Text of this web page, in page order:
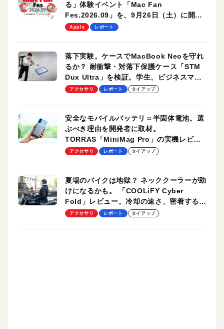
る」体験イベント「Mac Fan
Fes.2026.09」を、9月26日（土）に開催
します！
Apple レポート
落下実験。ケースでMacBook Neoを守れ
るか？ 耐衝撃・対落下保護ケース「STM
Dux Ultra」を検証。学生、ビジネスマン
のモバイルユースに最適！
アクセサリ レポート タイアップ
安全なモバイルバッテリ＝半固体電池。選
ぶべき理由を開発者に取材。
TORRAS「MiniMag Pro」の実機レビュ
ーも
アクセサリ レポート タイアップ
夏場のバイクは地獄？ ネッククーラーが助
けになるかも。 「COOLiFY Cyber
Fold」レビュー。冷却の速さ、密着する冷
却プレート、シンプルな操作性がグッド！
アクセサリ レポート タイアップ